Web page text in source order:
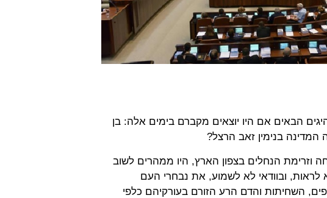
הבאים אם היו יוצאים מקברם בימים אלה: בן
המדינה בנימין זאב הרצל?
וזרימת הנחלים בצפון הארץ, היו ממהרים לשוב
ובוודאי לא לשמוע, את נבחרי העם
השחיתות והדם הרע הזורם בעורקיהם כלפי